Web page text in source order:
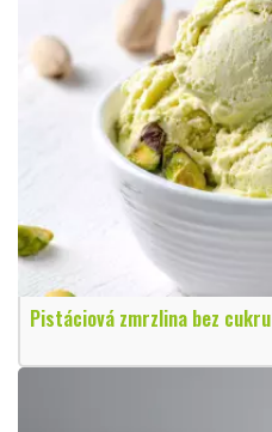
Pistáciová zmrzlina bez cukru